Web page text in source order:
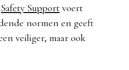
Safety Supportvoert
normen en geeft
veiliger, maar ook